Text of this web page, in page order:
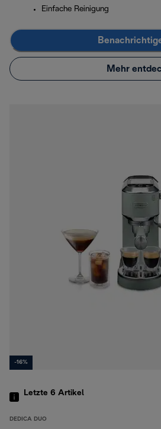
Einfache Reinigung
Mehr
-16%
Letzte 6 Artikel
DEDICA DUO